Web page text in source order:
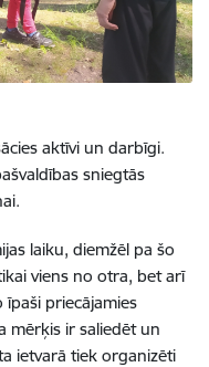
aktīvi un darbīgi.
sniegtās
laiku, diemžēl pa šo
viens no otra, bet arī
īpaši priecājamies
mērķis ir saliedēt un
ietvarā tiek organizēti